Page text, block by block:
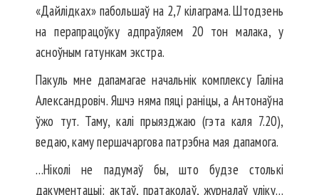
«Дайлідках» пабольшаў на 2,7 кілаграма. Штодзень
на перапрацоўку адпраў­ляем 20 тон малака, у
асноўным гатункам экстра.
Пакуль мне дапамагае на­чаль­нік комплексу Галіна
Алек­санд­ровіч. Яшчэ няма пяці раніцы, а Антонаўна
ўжо тут. Таму, калі прыязджаю (гэта каля 7.20),
ведаю, каму першачаргова патрэбна мая дапамога.
…Ніколі не падумаў бы, што будзе столькі
дакументацыі: актаў, пратаколаў, журналаў уліку…